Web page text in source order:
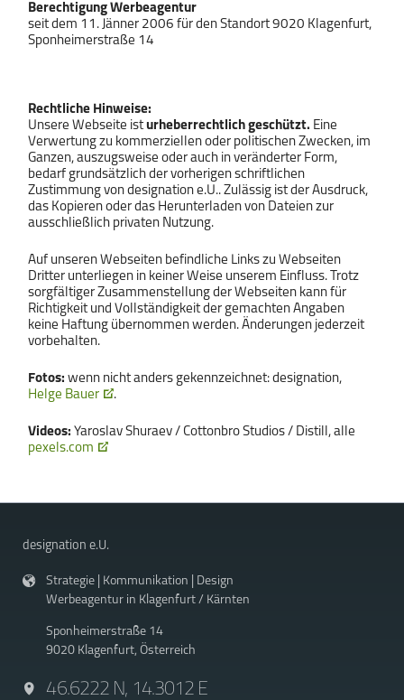
Berechtigung Werbeagentur
seit dem 11. Jänner 2006 für den Standort 9020 Klagenfurt,
Sponheimerstraße 14
Rechtliche Hinweise:
Unsere Webseite isturheberrechtlich geschützt. Eine
Verwertung zu kommerziellen oder politischen Zwecken, im
Ganzen, auszugsweise oder auch in veränderter Form,
bedarf grundsätzlich der vorherigen schriftlichen
Zustimmung von designation e.U.. Zulässig ist der Ausdruck,
das Kopieren oder das Herunterladen von Dateien zur
ausschließlich privaten Nutzung.
Auf unseren Webseiten befindliche Links zu Webseiten
Dritter unterliegen in keiner Weise unserem Einfluss. Trotz
sorgfältiger Zusammenstellung der Webseiten kann für
Richtigkeit und Vollständigkeit der gemachten Angaben
keine Haftung übernommen werden. Änderungen jederzeit
vorbehalten.
Fotos:wenn nicht anders gekennzeichnet: designation,
Helge Bauer
.
Videos: Yaroslav Shuraev / Cottonbro Studios / Distill, alle
pexels.com
designation e.U.
Strategie | Kommunikation | Design
Werbeagentur in Klagenfurt / Kärnten
Sponheimerstraße 14
9020 Klagenfurt, Österreich
46.6222 N, 14.3012 E